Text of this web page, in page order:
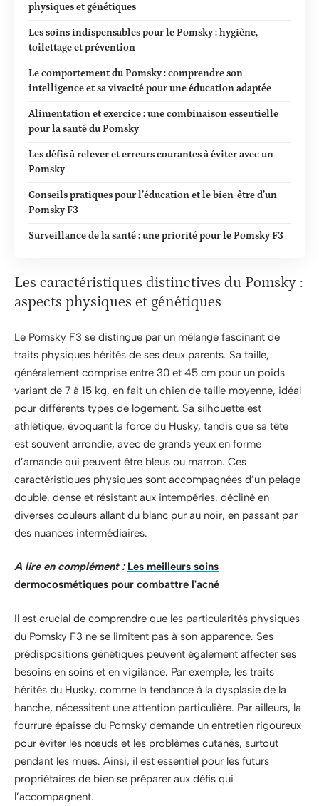
physiques et génétiques
Les soins indispensables pour le Pomsky : hygiène,
toilettage et prévention
Le comportement du Pomsky : comprendre son
intelligence et sa vivacité pour une éducation adaptée
Alimentation et exercice : une combinaison essentielle
pour la santé du Pomsky
Les défis à relever et erreurs courantes à éviter avec un
Pomsky
Conseils pratiques pour l’éducation et le bien-être d’un
Pomsky F3
Surveillance de la santé : une priorité pour le Pomsky F3
Les caractéristiques distinctives du Pomsky :
aspects physiques et génétiques
Le Pomsky F3 se distingue par un mélange fascinant de
traits physiques hérités de ses deux parents. Sa taille,
généralement comprise entre 30 et 45 cm pour un poids
variant de 7 à 15 kg, en fait un chien de taille moyenne, idéal
pour différents types de logement. Sa silhouette est
athlétique, évoquant la force du Husky, tandis que sa tête
est souvent arrondie, avec de grands yeux en forme
d’amande qui peuvent être bleus ou marron. Ces
caractéristiques physiques sont accompagnées d’un pelage
double, dense et résistant aux intempéries, décliné en
diverses couleurs allant du blanc pur au noir, en passant par
des nuances intermédiaires.
A lire en complément : Les meilleurs soins
dermocosmétiques pour combattre l'acné
Il est crucial de comprendre que les particularités physiques
du Pomsky F3 ne se limitent pas à son apparence. Ses
prédispositions génétiques peuvent également affecter ses
besoins en soins et en vigilance. Par exemple, les traits
hérités du Husky, comme la tendance à la dysplasie de la
hanche, nécessitent une attention particulière. Par ailleurs, la
fourrure épaisse du Pomsky demande un entretien rigoureux
pour éviter les nœuds et les problèmes cutanés, surtout
pendant les mues. Ainsi, il est essentiel pour les futurs
propriétaires de bien se préparer aux défis qui
l’accompagnent.